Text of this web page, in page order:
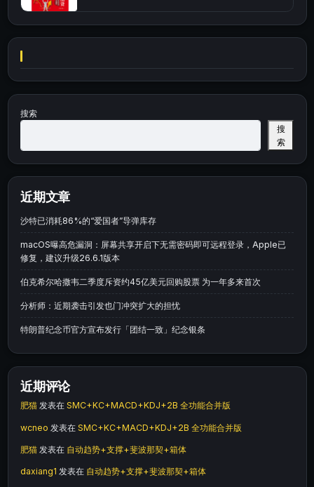
搜索
搜
索
近期文章
沙特已消耗86%的“爱国者”导弹库存
macOS曝高危漏洞：屏幕共享开启下无需密码即可远程登录，Apple已
修复，建议升级26.6.1版本
伯克希尔哈撒韦二季度斥资约45亿美元回购股票 为一年多来首次
分析师：近期袭击引发也门冲突扩大的担忧
特朗普纪念币官方宣布发行「团结一致」纪念银条
近期评论
肥猫 发表在 SMC+KC+MACD+KDJ+2B 全功能合并版
wcneo 发表在 SMC+KC+MACD+KDJ+2B 全功能合并版
肥猫 发表在 自动趋势+支撑+斐波那契+箱体
daxiang1 发表在 自动趋势+支撑+斐波那契+箱体